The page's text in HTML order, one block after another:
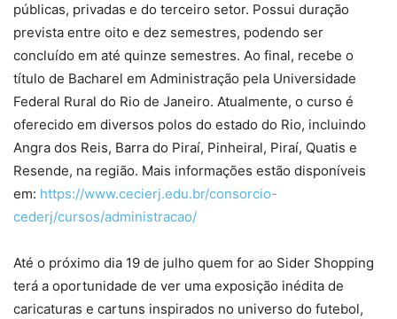
públicas, privadas e do terceiro setor. Possui duração
prevista entre oito e dez semestres, podendo ser
concluído em até quinze semestres. Ao final, recebe o
título de Bacharel em Administração pela Universidade
Federal Rural do Rio de Janeiro. Atualmente, o curso é
oferecido em diversos polos do estado do Rio, incluindo
Angra dos Reis, Barra do Piraí, Pinheiral, Piraí, Quatis e
Resende, na região. Mais informações estão disponíveis
em: https://www.cecierj.edu.br/consorcio-
cederj/cursos/administracao/
Até o próximo dia 19 de julho quem for ao Sider Shopping
terá a oportunidade de ver uma exposição inédita de
caricaturas e cartuns inspirados no universo do futebol,